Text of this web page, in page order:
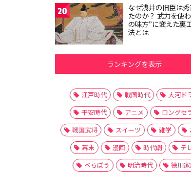
20
なぜ浅井の旧臣は
たのか？ 武力を使
の味方”に変えた裏
法とは
ランキングを表示
江戸時代 戦国時代
大河ド
平安時代
アニメ
ロングセ
戦国武将
スイーツ 雑学
幕末
漫画 時代劇
テ
べらぼう
明治時代
徳川